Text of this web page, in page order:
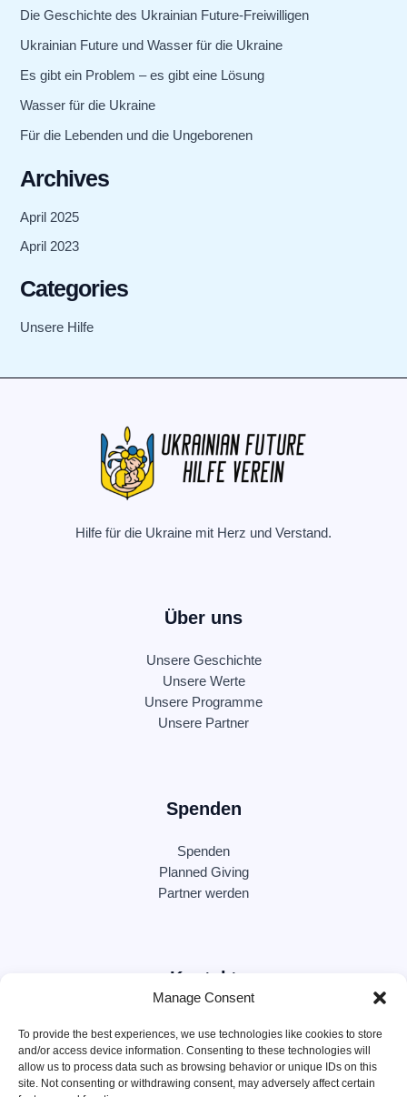
Manage Consent
To provide the best experiences, we use technologies like cookies to store
and/or access device information. Consenting to these technologies will
allow us to process data such as browsing behavior or unique IDs on this
site. Not consenting or withdrawing consent, may adversely affect certain
Die Geschichte des Ukrainian Future-Freiwilligen
Ukrainian Future und Wasser für die Ukraine
Es gibt ein Problem – es gibt eine Lösung
Wasser für die Ukraine
Für die Lebenden und die Ungeborenen
Archives
April 2025
April 2023
Categories
Unsere Hilfe
Hilfe für die Ukraine mit Herz und Verstand.
Über uns
Unsere Geschichte
Unsere Werte
Unsere Programme
Unsere Partner
Spenden
Spenden
Planned Giving
Partner werden
Kontakt
ABC Str. 15, 20354 Hamburg